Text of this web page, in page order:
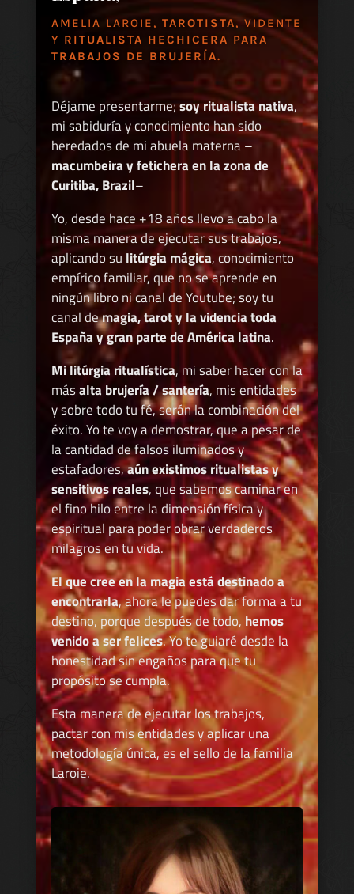
AMELIA LAROIE, TAROTISTA, VIDENTE
Y RITUALISTA HECHICERA PARA
TRABAJOS DE BRUJERÍA.
Déjame presentarme;soy ritualista nativa,
mi sabiduría y conocimiento han sido
heredados de mi abuela materna –
macumbeira y fetichera en la zona de
Curitiba, Brazil–
Yo, desde hace +18 años llevo a cabo la
misma manera de ejecutar sus trabajos,
aplicando su litúrgia mágica, conocimiento
empírico familiar, que no se aprende en
ningún libro ni canal de Youtube; soy tu
canal demagia, tarot y la videncia toda
España y gran parte de América latina.
Mi litúrgia ritualística, mi saber hacer con la
másalta brujería / santería, mis entidades
y sobre todo tu fé, serán la combinación del
éxito. Yo te voy a demostrar, que a pesar de
la cantidad de falsos iluminados y
estafadores,aún existimos ritualistas y
sensitivos reales, que sabemos caminar en
el fino hilo entre la dimensión física y
espiritual para poder obrar verdaderos
milagros en tu vida.
El que cree en la magia está destinado a
encontrarla, ahora le puedes dar forma a tu
destino, porque después de todo, hemos
venido a ser felices. Yo te guiaré desde la
honestidad sin engaños para que tu
propósito se cumpla.
Esta manera de ejecutar los trabajos,
pactar con mis entidades y aplicar una
metodología única, es el sello de la familia
Laroie.